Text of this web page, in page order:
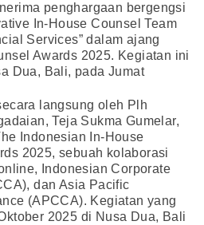
penghargaan bergengsi
In-House Counsel Team
Services” dalam ajang
Awards 2025. Kegiatan ini
Dua, Bali, pada Jumat
langsung oleh Plh
Teja Sukma Gumelar,
Indonesian In-House
2025, sebuah kolaborasi
Indonesian Corporate
dan Asia Pacific
(APCCA). Kegiatan yang
2025 di Nusa Dua, Bali